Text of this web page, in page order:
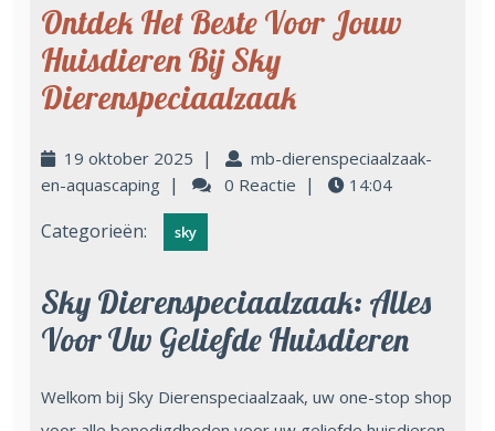
Ontdek Het Beste Voor Jouw
Huisdieren Bij Sky
Dierenspeciaalzaak
19 oktober 2025 |
mb-dierenspeciaalzaak-
en-aquascaping | 0 Reactie | 14:04
Categorieën: sky
Sky Dierenspeciaalzaak: Alles
Voor Uw Geliefde Huisdieren
Welkom bij Sky Dierenspeciaalzaak, uw one-stop shop